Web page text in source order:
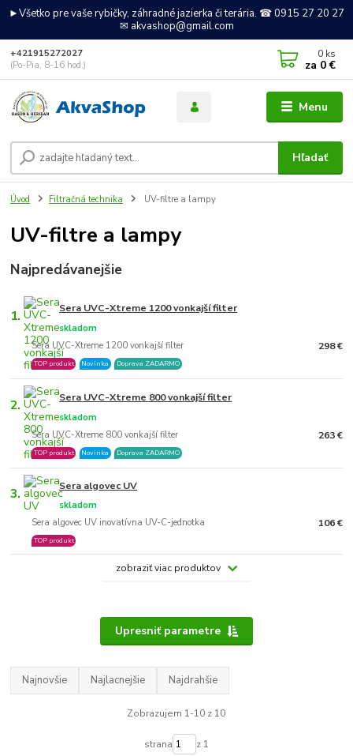
►Všetko pre vaše rybičky, záhradné jazierka či terária. ☎ 0915 27 20 27
✉ akvashop@gmail.com
Menu
Hľadať
+421915272027
(Po-Pia, 8-16 hod.)
0 ks
za 0 €
Úvod Filtračná technika UV-filtre a lampy
UV-filtre a lampy
Najpredávanejšie
1. Sera UVC-Xtreme 1200 vonkajší filter
Sera UVC-Xtreme 1200 vonkajší filter
skladom
TOP produkt Novinka Doprava ZADARMO
298 €
2. Sera UVC-Xtreme 800 vonkajší filter
Sera UVC-Xtreme 800 vonkajší filter
skladom
TOP produkt Novinka Doprava ZADARMO
263 €
3. Sera algovec UV
Sera algovec UV inovatívna UV-C-jednotka
skladom
TOP produkt
106 €
zobraziť viac produktov
Upresniť parametre
Najnovšie Najlacnejšie Najdrahšie
Zobrazujem 1-10 z 10
strana z 1